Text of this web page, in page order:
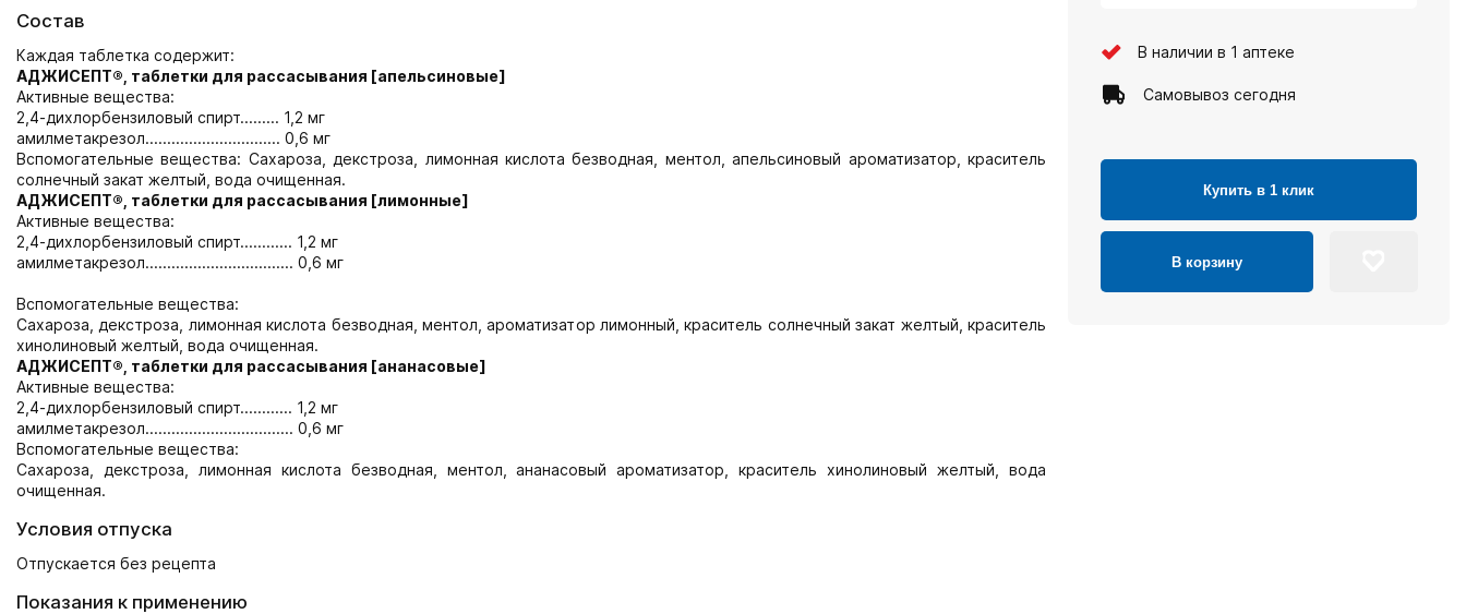
Состав
Каждая таблетка содержит:
АДЖИСЕПТ®, таблетки для рассасывания [апельсиновые]
Активные вещества:
2,4-дихлорбензиловый спирт......... 1,2 мг
амилметакрезол............................... 0,6 мг
Вспомогательные вещества: Сахароза, декстроза, лимонная кислота безводная, ментол, апельсиновый ароматизатор, краситель
солнечный закат желтый, вода очищенная.
АДЖИСЕПТ®, таблетки для рассасывания [лимонные]
Активные вещества:
2,4-дихлорбензиловый спирт............ 1,2 мг
амилметакрезол.................................. 0,6 мг
Вспомогательные вещества:
Сахароза, декстроза, лимонная кислота безводная, ментол, ароматизатор лимонный, краситель солнечный закат желтый, краситель
хинолиновый желтый, вода очищенная.
АДЖИСЕПТ®, таблетки для рассасывания [ананасовые]
Активные вещества:
2,4-дихлорбензиловый спирт............ 1,2 мг
амилметакрезол.................................. 0,6 мг
Вспомогательные вещества:
Сахароза, декстроза, лимонная кислота безводная, ментол, ананасовый ароматизатор, краситель хинолиновый желтый, вода
очищенная.
Условия отпуска
Отпускается без рецепта
Показания к применению
В наличии в 1 аптеке
Самовывоз сегодня
Купить в 1 клик
В корзину